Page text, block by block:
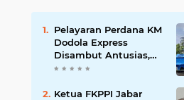
Pelayaran Perdana KM
Dodola Express
Disambut Antusias,
Baling-Baling Segera
Ketua FKPPI Jabar